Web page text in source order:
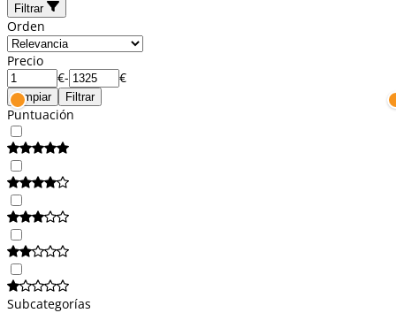
Filtrar
Orden
Precio
€- €
Limpiar Filtrar
Puntuación
Subcategorías